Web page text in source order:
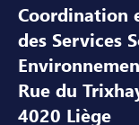
Coordination
des Services
Rue du
4020 Liège